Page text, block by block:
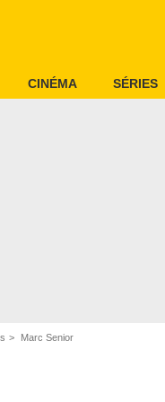
CINÉMA SÉRIES
Marc Senior